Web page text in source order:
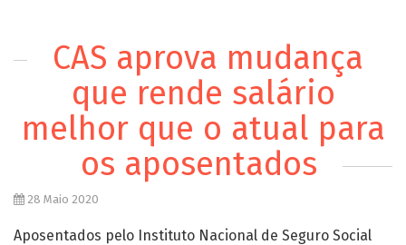
CAS aprova mudança
que rende salário
melhor que o atual para
os aposentados
28 Maio 2020
Aposentados pelo Instituto Nacional de Seguro Social